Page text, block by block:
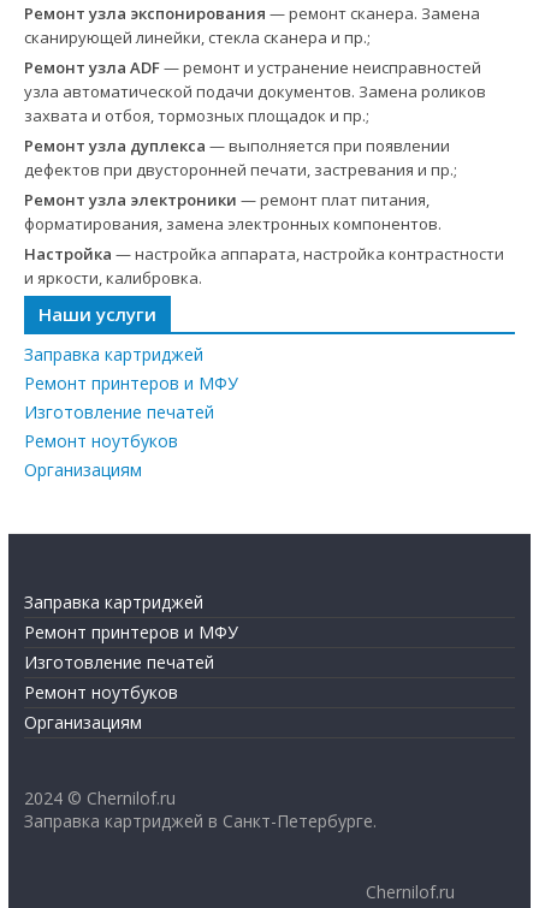
Ремонт узла экспонирования — ремонт сканера. Замена
сканирующей линейки, стекла сканера и пр.;
Ремонт узла ADF— ремонт и устранение неисправностей
узла автоматической подачи документов. Замена роликов
захвата и отбоя, тормозных площадок и пр.;
Ремонт узла дуплекса — выполняется при появлении
дефектов при двусторонней печати, застревания и пр.;
Ремонт узла электроники — ремонт плат питания,
форматирования, замена электронных компонентов.
Настройка — настройка аппарата, настройка контрастности
и яркости, калибровка.
Наши услуги
Заправка картриджей
Ремонт принтеров и МФУ
Изготовление печатей
Ремонт ноутбуков
Организациям
Заправка картриджей
Ремонт принтеров и МФУ
Изготовление печатей
Ремонт ноутбуков
Организациям
2024 © Chernilof.ru
Заправка картриджей в Санкт-Петербурге.
Chernilof.ru